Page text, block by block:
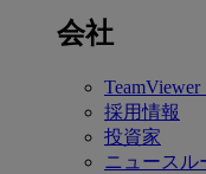
会社
採用情報
投資家
ニュースル